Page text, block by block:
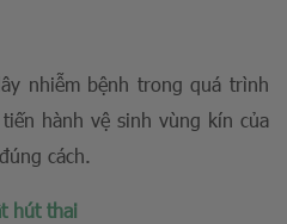
nhiễm bệnh trong quá trình
hành vệ sinh vùng kín của
cách.
hút thai